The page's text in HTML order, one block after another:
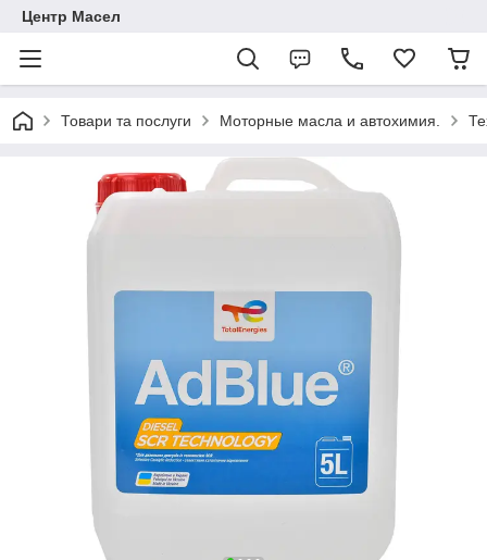
Центр Масел
Товари та послуги Моторные масла и автохимия.